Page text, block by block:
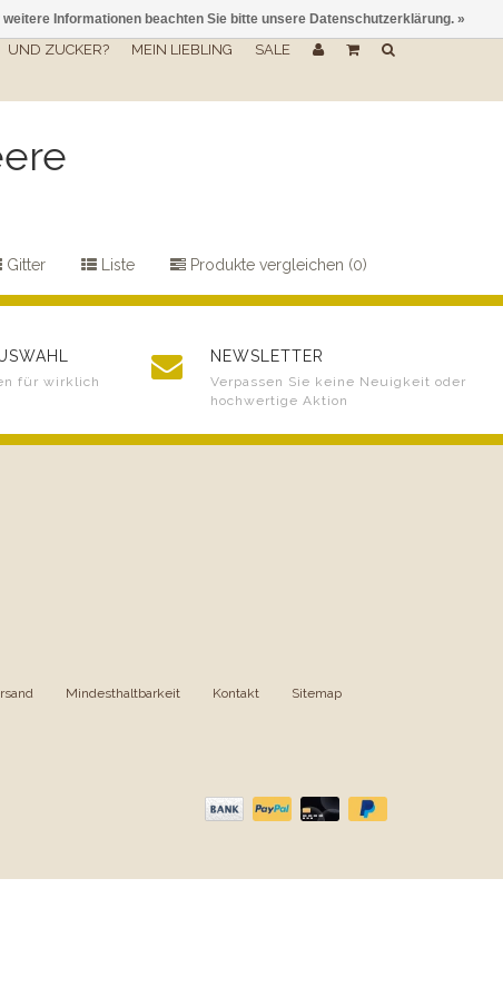
UND ZUCKER? MEIN LIEBLING SALE
Gitter Liste Produkte vergleichen (0)
für wirklich
NEWSLETTER
Verpassen Sie keine Neuigkeit oder
hochwertige Aktion
Mindesthaltbarkeit Kontakt Sitemap
weitere Informationen beachten Sie bitte unsere Datenschutzerklärung. »